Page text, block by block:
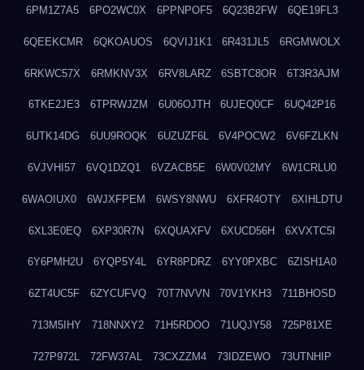
6PM1Z7A5 6PO2WC0X 6PPNPOF5 6Q23B2FW 6QE19FL3
6QEEKCMR 6QKOAUOS 6QVIJ1K1 6R431JL5 6RGMWOLX
6RKWC57X 6RMKNV3X 6RV8LARZ 6SBTC8OR 6T3R3AJM
6TKE2JE3 6TPRWJZM 6U06OJTH 6UJEQ0CF 6UQ42P16
6UTK14DG 6UU9ROQK 6UZUZF6L 6V4POCW2 6V6FZLKN
6VJVHI57 6VQ1DZQ1 6VZACB5E 6W0V02MY 6W1CRLU0
6WAOIUX0 6WJXFPEM 6WSY8NWU 6XFR4OTY 6XIHLDTU
6XL3E0EQ 6XP30R7N 6XQUAXFV 6XUCD56H 6XVXTC5I
6Y6PMH2U 6YQP5Y4L 6YR8PDRZ 6YY0PXBC 6ZISH1A0
6ZT4UC5F 6ZYCUFVQ 70T7NVVN 70V1YKH3 711BHOSD
713M5IHY 718NNXY2 71H5RDOO 71UQJY58 725P81XE
727P972L 72FW37AL 73CXZZM4 73IDZEWO 73UTNHIP